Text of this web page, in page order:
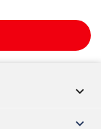
keyboard_arrow_down
